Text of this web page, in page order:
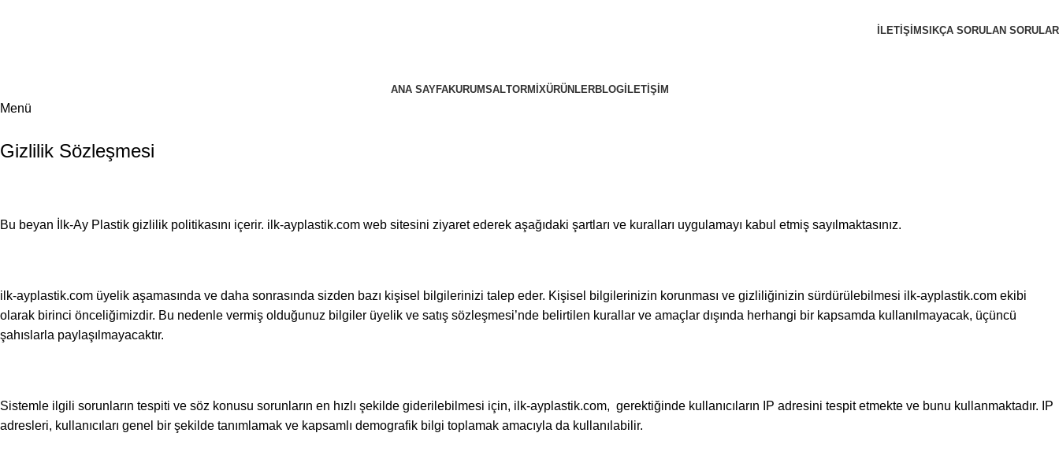
İLETIŞIMSIKÇA SORULAN SORULAR
ANA SAYFAKURUMSALTORMIXÜRÜNLERBLOGİLETIŞIM
Menü
Gizlilik Sözleşmesi
Bu beyan İlk-Ay Plastik gizlilik politikasını içerir. ilk-ayplastik.com web sitesini ziyaret ederek aşağıdaki şartları ve kuralları uygulamayı kabul etmiş sayılmaktasınız.
ilk-ayplastik.com üyelik aşamasında ve daha sonrasında sizden bazı kişisel bilgilerinizi talep eder. Kişisel bilgilerinizin korunması ve gizliliğinizin sürdürülebilmesi ilk-ayplastik.com ekibi
olarak birinci önceliğimizdir. Bu nedenle vermiş olduğunuz bilgiler üyelik ve satış sözleşmesi’nde belirtilen kurallar ve amaçlar dışında herhangi bir kapsamda kullanılmayacak, üçüncü
şahıslarla paylaşılmayacaktır.
Sistemle ilgili sorunların tespiti ve söz konusu sorunların en hızlı şekilde giderilebilmesi için, ilk-ayplastik.com, gerektiğinde kullanıcıların IP adresini tespit etmekte ve bunu kullanmaktadır. IP
adresleri, kullanıcıları genel bir şekilde tanımlamak ve kapsamlı demografik bilgi toplamak amacıyla da kullanılabilir.